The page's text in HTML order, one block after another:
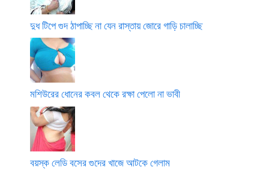
দুধ টিপে গুদ ঠাপাচ্ছি না যেন রাস্তায় জোরে গাড়ি চালাচ্ছি
মশিউরের ধোনের কবল থেকে রক্ষা পেলো না ভাবী
বয়স্ক লেডি বসের গুদের খাজে আটকে গেলাম